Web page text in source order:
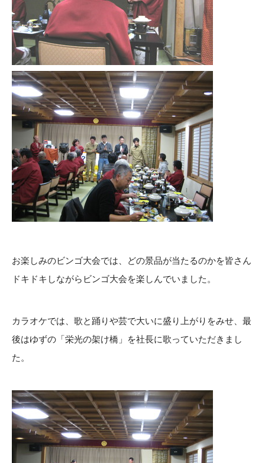
お楽しみのビンゴ大会では、どの景品が当たるのかを皆さん
ドキドキしながらビンゴ大会を楽しんでいました。
カラオケでは、歌と踊りや芸で大いに盛り上がりをみせ、最
後はゆずの「栄光の架け橋」を社長に歌っていただきまし
た。